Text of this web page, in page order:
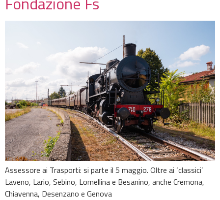
Assessore ai Trasporti: si parte il 5 maggio. Oltre ai ‘classici’
Laveno, Lario, Sebino, Lomellina e Besanino, anche Cremona,
Chiavenna, Desenzano e Genova